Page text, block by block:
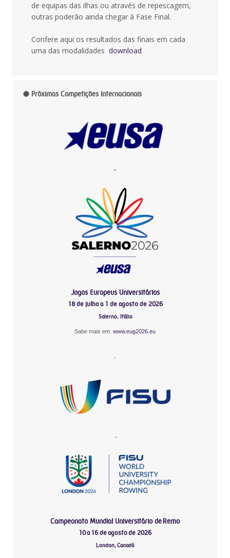
de equipas das ilhas ou através de repescagem,
outras poderão ainda chegar à Fase Final.
Confere aqui os resultados das finais em cada
uma das modalidades  download
Próximas Competições Internacionais
-
Jogos Europeus Universitários
18 de julho a 1 de agosto de 2026
Salerno, Itália
Sabe mais em: www.eug2026.eu
-
-
Campeonato Mundial Universitário de Remo
10 a 16 de agosto de 2026
London, Canadá